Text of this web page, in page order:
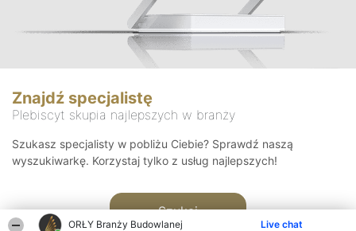
ORŁY Branży Budowlanej Live chat
Znajdź specjalistę
Plebiscyt skupia najlepszych w branży
Szukasz specjalisty w pobliżu Ciebie? Sprawdź naszą
wyszukiwarkę. Korzystaj tylko z usług najlepszych!
Szukaj